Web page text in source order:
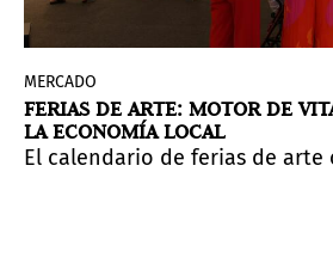
Chicago.
compuesto por distintas
iniciativa se extendió un
y la actualidad del país
exhibiciones, instituciones,
MERCADO
FERIAS DE ARTE: MOTOR DE
LA ECONOMÍA LOCAL
El calendario de ferias de arte